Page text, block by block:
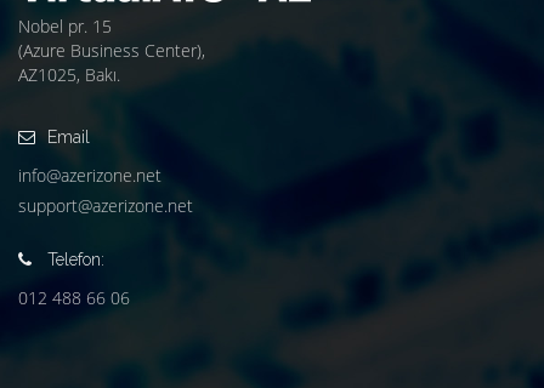
Nobel pr. 15
(Azure Business Center),
AZ1025, Bakı.
Email
info@azerizone.net
support@azerizone.net
Telefon:
012 488 66 06